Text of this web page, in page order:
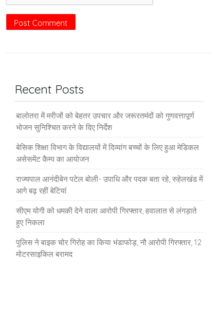
Recent Posts
बालोतरा में मरीजों को बेहतर उपचार और जरूरतमंदों को गुणवत्तापूर्ण
भोजन सुनिश्चित करने के दिए निर्देश
बेसिक शिक्षा विभाग के विद्यालयों में दिव्यांग बच्चों के लिए हुआ मेडिकल
असेसमेंट कैम्प का आयोजन
राज्यपाल आनंदीबेन पटेल बोली- उपाधि और पदक बता रहे, रुहेलखंड में
आगे बढ़ रहीं बेटियां
सीएम योगी को धमकी देने वाला आरोपी गिरफ्तार, हवालात से लंगड़ाते
हुए निकला
पुलिस ने बाइक चोर गिरोह का किया भंडाफोड़, नौ आरोपी गिरफ्तार, 12
मोटरसाइकिल बरामद